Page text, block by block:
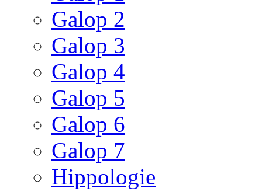
Galop 2
Galop 3
Galop 4
Galop 5
Galop 6
Galop 7
Hippologie